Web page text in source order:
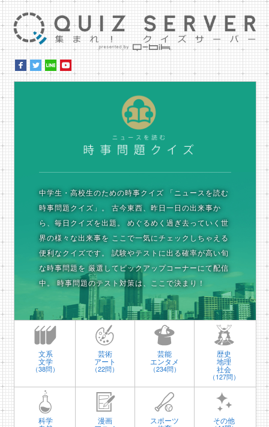
中学生・高校生のための時事クイズ 「ニュースを読む
時事問題クイズ」。
古今東西、昨日一日の出来事か
ら、毎日クイズを出題。
めぐるめく過ぎ去っていく世
界の様々な出来事を ここで一気にチェックしちゃえる
便利なクイズです。
試験やテストに出る確率が高い旬
な時事問題を 厳選してピックアップコーナーにて配信
中。
時事問題のテスト対策は、ここで決まり！
文系
文学
（38問）
芸術
アート
（22問）
芸能
エンタメ
（234問）
歴史
地理
社会
（127問）
科学 漫画 スポーツ その他